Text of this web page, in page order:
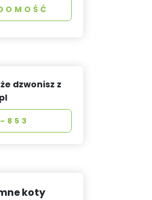
dzwonisz z
853
koty